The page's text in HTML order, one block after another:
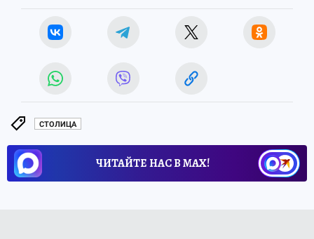
СТОЛИЦА
ЧИТАЙТЕ НАС В МАХ!